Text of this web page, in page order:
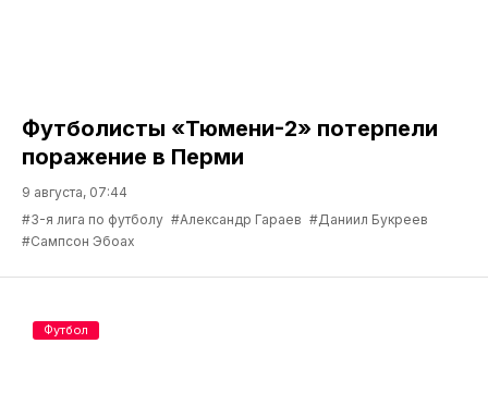
Футболисты «Тюмени-2» потерпели
поражение в Перми
9 августа, 07:44
#3-я лига по футболу #Александр Гараев #Даниил Букреев
#Сампсон Эбоах
Футбол